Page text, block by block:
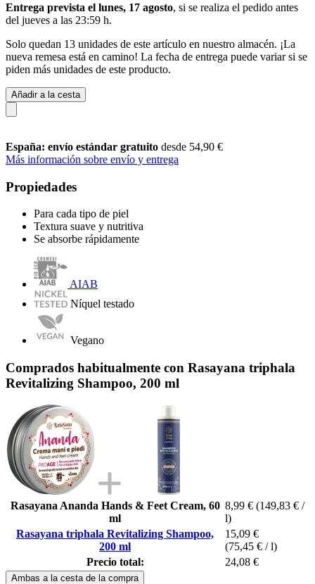
Entrega prevista el lunes, 17 agosto, si se realiza el pedido antes
del jueves a las 23:59 h.
Solo quedan 13 unidades de este artículo en nuestro almacén. ¡La
nueva remesa está en camino! La fecha de entrega puede variar si se
piden más unidades de este producto.
Añadir a la cesta
España: envío estándar gratuito desde 54,90 €
Más información sobre envío y entrega
Propiedades
Para cada tipo de piel
Textura suave y nutritiva
Se absorbe rápidamente
AIAB
Níquel testado
Vegano
Comprados habitualmente con Rasayana triphala
Revitalizing Shampoo, 200 ml
Rasayana Ananda Hands & Feet Cream, 60
ml
8,99 € (149,83 € /
l)
Rasayana triphala Revitalizing Shampoo,
200 ml
15,09 €
(75,45 € / l)
Precio total:
24,08 €
Ambas a la cesta de la compra